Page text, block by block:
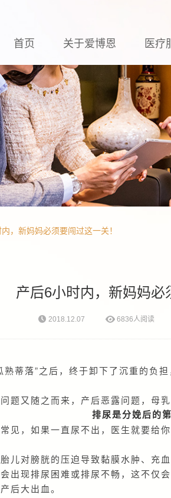
首页 关于爱博恩 医疗
，新妈妈必须要闯过这一关！
产后6小时内，新妈妈必
2018.12.07 6836人阅读
蒂落”之后，终于卸下了沉重的负担
题又随之而来，产后恶露问题，母
排尿是分娩后的
见，如果一直尿不出，医生就要给
儿对膀胱的压迫导致黏膜水肿、充
出现排尿困难或排尿不畅，这不仅
后大出血。